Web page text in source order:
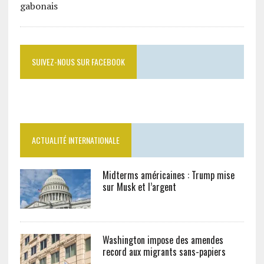
SUIVEZ-NOUS SUR FACEBOOK
ACTUALITÉ INTERNATIONALE
Midterms américaines : Trump mise
sur Musk et l’argent
Washington impose des amendes
record aux migrants sans-papiers